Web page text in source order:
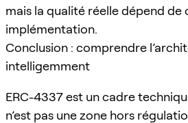
mais la qualité réelle dépend de
implémentation.
Conclusion : comprendre
intelligemment
ERC-4337 est un cadre
n’est pas une zone hors